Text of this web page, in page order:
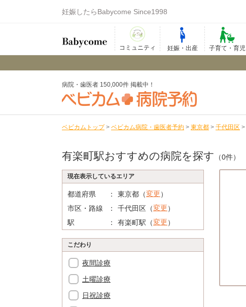
妊娠したらBabycome Since1998
コミュニティ 妊娠・出産 子育て・育児
病院・歯医者 150,000件 掲載中！
ベビカムトップ > ベビカム病院・歯医者予約 > 東京都 > 千代田区 >
有楽町駅おすすめの病院を探す （0件）
現在表示しているエリア
都道府県 東京都（変更）
市区・路線
千代田区（変更）
駅
有楽町駅（変更）
こだわり
夜間診療
土曜診療
日祝診療